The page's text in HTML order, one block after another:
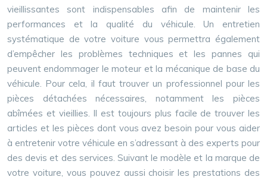
vieillissantes sont indispensables afin de maintenir les
performances et la qualité du véhicule. Un entretien
systématique de votre voiture vous permettra également
d’empêcher les problèmes techniques et les pannes qui
peuvent endommager le moteur et la mécanique de base du
véhicule. Pour cela, il faut trouver un professionnel pour les
pièces détachées nécessaires, notamment les pièces
abîmées et vieillies. Il est toujours plus facile de trouver les
articles et les pièces dont vous avez besoin pour vous aider
à entretenir votre véhicule en s’adressant à des experts pour
des devis et des services. Suivant le modèle et la marque de
votre voiture, vous pouvez aussi choisir les prestations des